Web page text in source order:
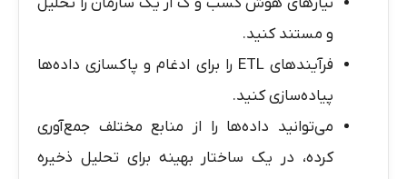
و مستند کنید.
فرآیندهای ETL را برای ادغام و پاکسازی داده‌ها
پیاده‌سازی کنید.
می‌توانید داده‌ها را از منابع مختلف جمع‌آوری
کرده، در یک ساختار بهینه برای تحلیل ذخیره